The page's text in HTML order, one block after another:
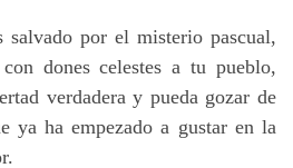
salvado por el misterio pascual,
dones celestes a tu pueblo,
verdadera y pueda gozar de
ya ha empezado a gustar en la